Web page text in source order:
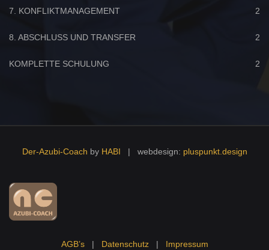
7. KONFLIKTMANAGEMENT 2
8. ABSCHLUSS UND TRANSFER 2
KOMPLETTE SCHULUNG 2
Der-Azubi-Coach by HABI | webdesign: pluspunkt.design
AGB’s| Datenschutz| Impressum